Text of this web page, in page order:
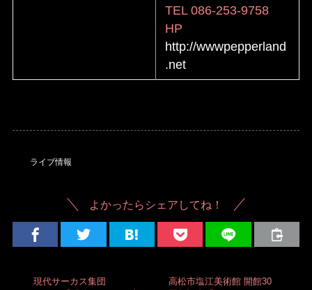
TEL 086-253-9758
HP
http://wwwpepperland
.net
ライブ情報
よかったらシェアしてね！
現代サーカス集団
高松市塩江美術館 開館30